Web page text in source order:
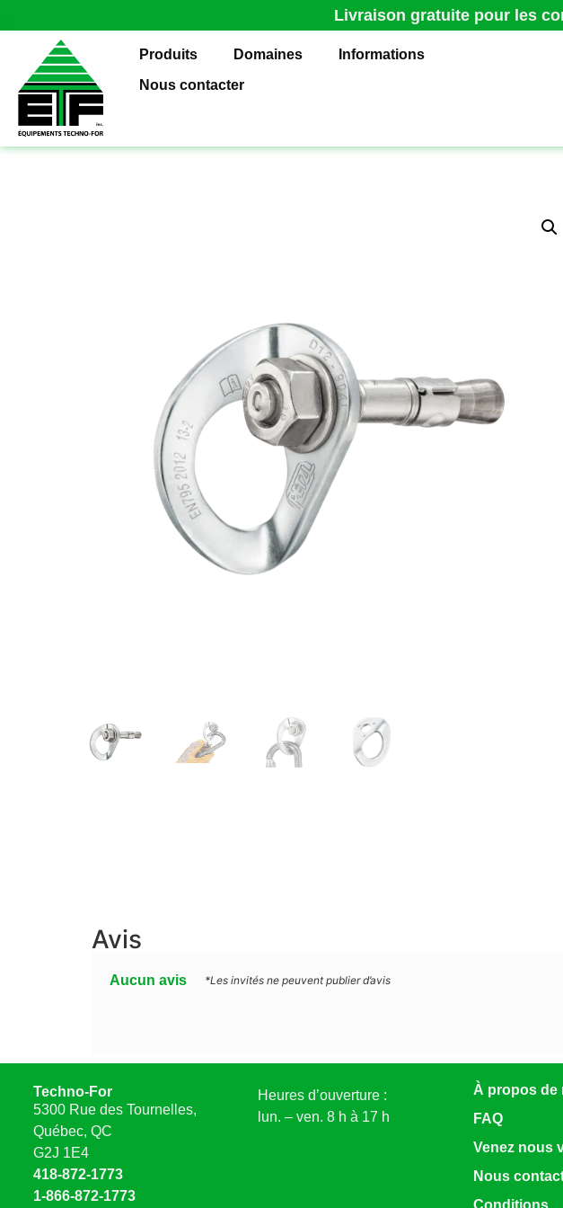
Livraison gratuite pour les
Produits Domaines
Informations
Nous contacter
Avis
Aucun avis *Les invités ne peuvent publier d’avis
Techno-For
5300 Rue des Tournelles,
Québec, QC
G2J 1E4
418-872-1773
1-866-872-1773
Heures d’ouverture :
lun. – ven. 8 h à 17 h
À propos de
FAQ
Venez nous
Nous
Conditions